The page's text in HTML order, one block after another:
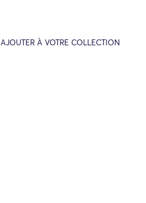
AJOUTER À VOTRE COLLECTION